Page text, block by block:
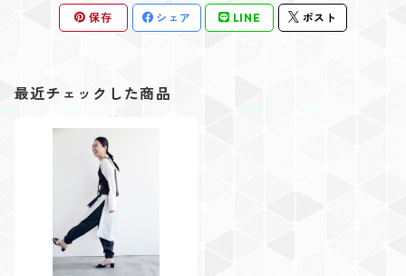
保存 シェア LINE ポスト
最近チェックした商品